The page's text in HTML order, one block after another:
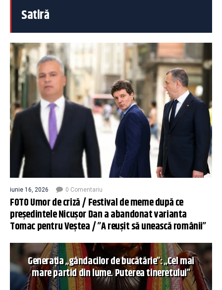
Satiră
iunie 16, 2026 0 Comentariu
FOTO Umor de criză / Festival de meme după ce
președintele Nicușor Dan a abandonat varianta
Tomac pentru Veștea / ”A reușit să unească românii”
Generația „gândacilor de bucătărie”: „Cel mai
mare partid din lume. Puterea tineretului”